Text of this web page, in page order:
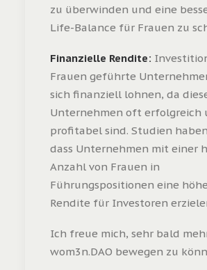
zu überwinden und eine
Life-Balance für Frauen zu
Finanzielle Rendite:
Frauen geführte
sich finanziell lohnen, da
Unternehmen oft erfolgreich
profitabel sind. Studien
dass Unternehmen mit einer
Anzahl von Frauen in
Führungspositionen eine
Rendite für Investoren
Ich freue mich, sehr bald
wom3n.DAO bewegen zu